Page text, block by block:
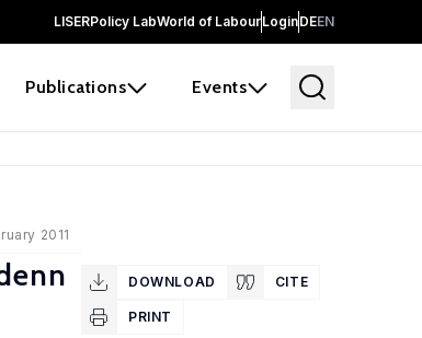
LISERPolicy LabWorld of LabourLoginDEEN
Publications Events
2011
DOWNLOAD CITE
PRINT